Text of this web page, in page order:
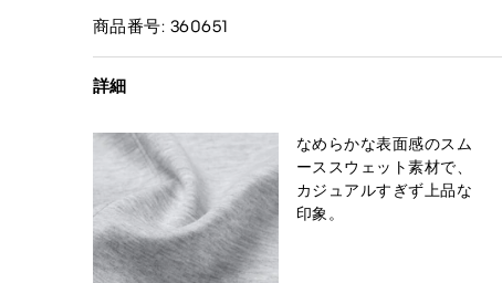
商品番号: 360651
詳細
なめらかな表面感のスム
ーススウェット素材で、
カジュアルすぎず上品な
印象。